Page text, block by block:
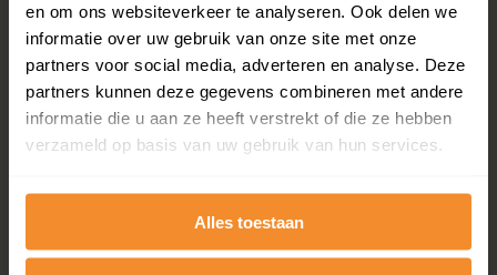
en om ons websiteverkeer te analyseren. Ook delen we
informatie over uw gebruik van onze site met onze
partners voor social media, adverteren en analyse. Deze
partners kunnen deze gegevens combineren met andere
informatie die u aan ze heeft verstrekt of die ze hebben
verzameld op basis van uw gebruik van hun services.
Alles toestaan
Drenthe
Flevoland
Friesland
Gelderland
Groningen
Limburg
Noord-Holland
Amsterdam
Den Haag
Rotterdam
Utrecht
Groningen
Eindhoven
Almere
Breda